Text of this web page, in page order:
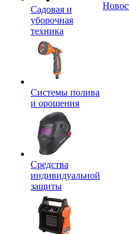
Садовая и
уборочная
техника
Системы полива
и орошения
Средства
индивидуальной
защиты